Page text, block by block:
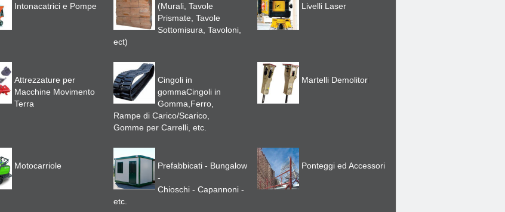
Intonacatrici e Pompe
(Murali, Tavole
Prismate, Tavole
Sottomisura, Tavoloni,
ect)
Livelli Laser
Attrezzature per
Macchine Movimento
Terra
Cingoli in
gommaCingoli in
Gomma,Ferro,
Rampe di Carico/Scarico,
Gomme per Carrelli, etc.
Martelli Demolitor
Motocarriole
Prefabbicati - Bungalow
-
Chioschi - Capannoni -
etc.
Ponteggi ed Accessori